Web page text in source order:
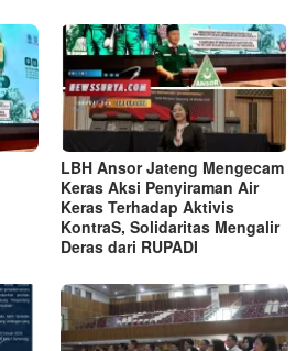
LBH Ansor Jateng Mengecam
Keras Aksi Penyiraman Air
Keras Terhadap Aktivis
KontraS, Solidaritas Mengalir
Deras dari RUPADI